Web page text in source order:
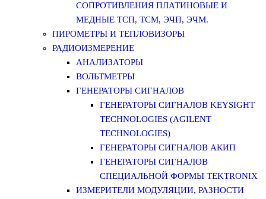
СОПРОТИВЛЕНИЯ ПЛАТИНОВЫЕ И
МЕДНЫЕ ТСП, ТСМ, ЭЧП, ЭЧМ.
ПИРОМЕТРЫ И ТЕПЛОВИЗОРЫ
РАДИОИЗМЕРЕНИЕ
АНАЛИЗАТОРЫ
ВОЛЬТМЕТРЫ
ГЕНЕРАТОРЫ СИГНАЛОВ
ГЕНЕРАТОРЫ СИГНАЛОВ KEYSIGHT
TECHNOLOGIES (AGILENT
TECHNOLOGIES)
ГЕНЕРАТОРЫ СИГНАЛОВ АКИП
ГЕНЕРАТОРЫ СИГНАЛОВ
СПЕЦИАЛЬНОЙ ФОРМЫ TEKTRONIX
ИЗМЕРИТЕЛИ МОДУЛЯЦИИ, РАЗНОСТИ